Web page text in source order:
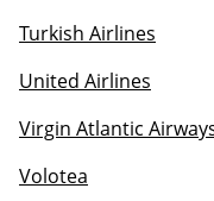
Turkish Airlines
United Airlines
Virgin Atlantic
Volotea